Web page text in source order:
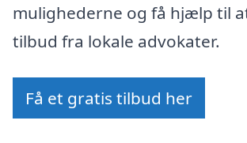
mulighederne og få hjælp til
tilbud fra lokale advokater.
Få et gratis tilbud her